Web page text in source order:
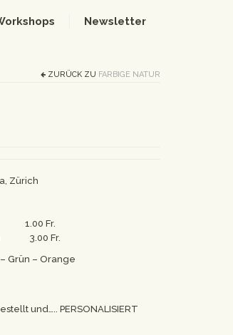
Newsletter
ZURÜCK ZU FARBIGE NATUR
Zürich
1.00 Fr.
3.00 Fr.
Grün – Orange
und….. PERSONALISIERT